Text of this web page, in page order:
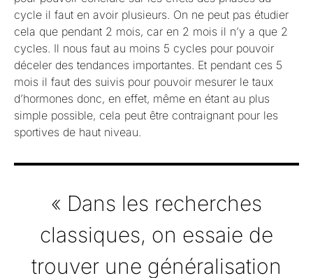
cycle il faut en avoir plusieurs. On ne peut pas étudier
cela que pendant 2 mois, car en 2 mois il n’y a que 2
cycles. Il nous faut au moins 5 cycles pour pouvoir
déceler des tendances importantes. Et pendant ces 5
mois il faut des suivis pour pouvoir mesurer le taux
d’hormones donc, en effet, même en étant au plus
simple possible, cela peut être contraignant pour les
sportives de haut niveau.
« Dans les recherches
classiques, on essaie de
trouver une généralisation